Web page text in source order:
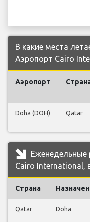
В какие места
Аэропорт Cairo
Аэропорт
Doha (DOH) Qatar
Еженедельные
Cairo International,
Страна
Qatar Doha